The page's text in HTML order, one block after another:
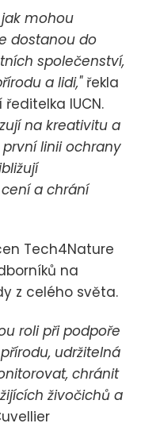
jak mohou
dostanou do
společenství,
a lidi,"řekla
IUCN.
na kreativitu a
linii ochrany
a chrání
Tech4Nature
na
z celého světa.
roli při podpoře
udržitelná
chránit
živočichů a